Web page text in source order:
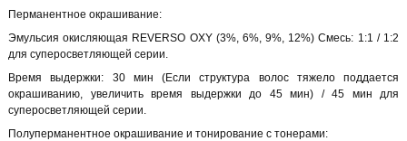
Перманентное окрашивание:
Эмульсия окисляющая REVERSO OXY (3%, 6%, 9%, 12%) Смесь: 1:1 / 1:2
для суперосветляющей серии.
Время выдержки: 30 мин (Если структура волос тяжело поддается
окрашиванию, увеличить время выдержки до 45 мин) / 45 мин для
суперосветляющей серии.
Полуперманентное окрашивание и тонирование с тонерами: